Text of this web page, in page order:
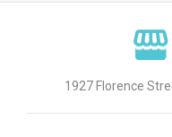
1927 Florence